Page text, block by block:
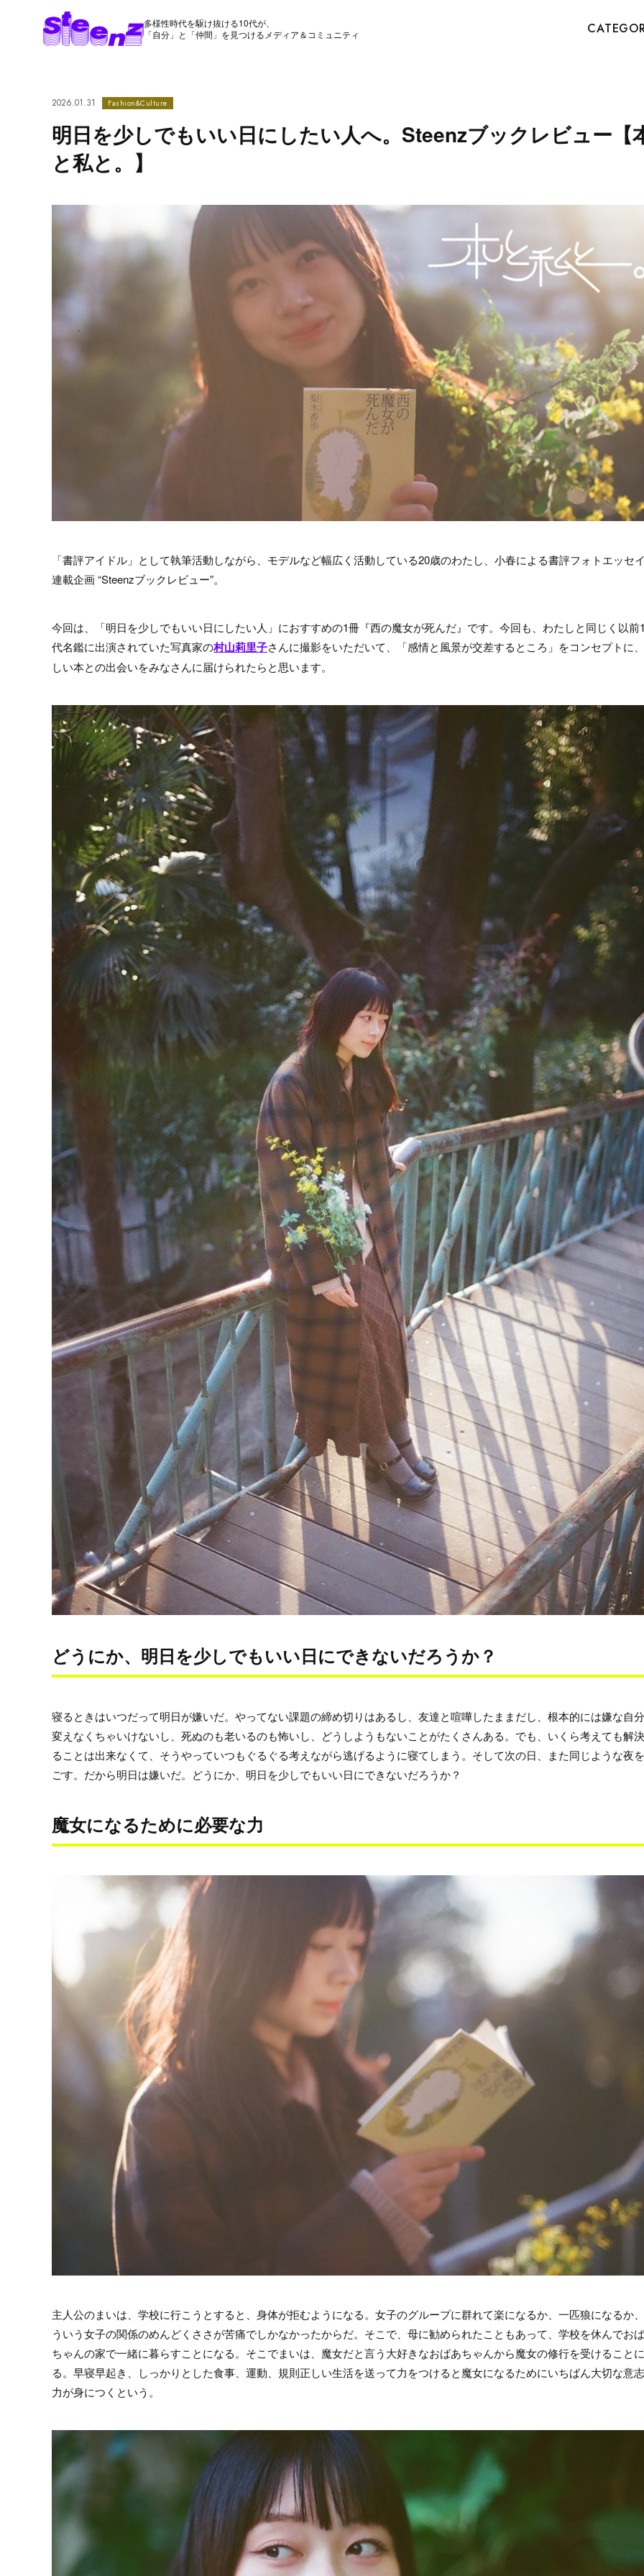
多様性時代を駆け抜ける10代が、
「自分」と「仲間」を見つけるメディア＆コミュニティ
2026.01.31 Fashion&Culture
明日を少しでもいい日にしたい人へ。Steenzブックレビュー【
と私と。】
「書評アイドル」として執筆活動しながら、モデルなど幅広く活動している20歳のわたし、小春による書評フォトエッセ
連載企画 “Steenzブックレビュー”。
今回は、「明日を少しでもいい日にしたい人」におすすめの1冊『西の魔女が死んだ』です。今回も、わたしと同じく以前
代名鑑に出演されていた写真家の村山莉里子さんに撮影をいただいて、「感情と風景が交差するところ」をコンセプトに
しい本との出会いをみなさんに届けられたらと思います。
どうにか、明日を少しでもいい日にできないだろうか？
寝るときはいつだって明日が嫌いだ。やってない課題の締め切りはあるし、友達と喧嘩したままだし、根本的には嫌な自
変えなくちゃいけないし、死ぬのも老いるのも怖いし、どうしようもないことがたくさんある。でも、いくら考えても解
ることは出来なくて、そうやっていつもぐるぐる考えながら逃げるように寝てしまう。そして次の日、また同じような夜
ごす。だから明日は嫌いだ。どうにか、明日を少しでもいい日にできないだろうか？
魔女になるために必要な力
主人公のまいは、学校に行こうとすると、身体が拒むようになる。女子のグループに群れて楽になるか、一匹狼になるか
ういう女子の関係のめんどくささが苦痛でしかなかったからだ。そこで、母に勧められたこともあって、学校を休んでお
ちゃんの家で一緒に暮らすことになる。そこでまいは、魔女だと言う大好きなおばあちゃんから魔女の修行を受けること
る。早寝早起き、しっかりとした食事、運動、規則正しい生活を送って力をつけると魔女になるためにいちばん大切な意
力が身につくという。